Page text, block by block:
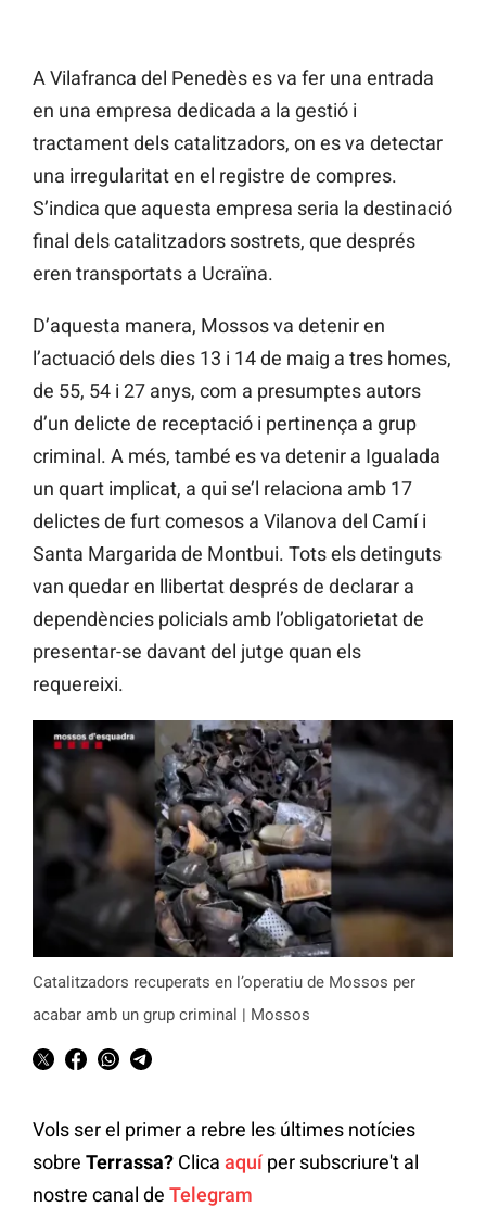
A Vilafranca del Penedès es va fer una entrada
en una empresa dedicada a la gestió i
tractament dels catalitzadors, on es va detectar
una irregularitat en el registre de compres.
S’indica que aquesta empresa seria la destinació
final dels catalitzadors sostrets, que després
eren transportats a Ucraïna.
D’aquesta manera, Mossos va detenir en
l’actuació dels dies 13 i 14 de maig a tres homes,
de 55, 54 i 27 anys, com a presumptes autors
d’un delicte de receptació i pertinença a grup
criminal. A més, també es va detenir a Igualada
un quart implicat, a qui se’l relaciona amb 17
delictes de furt comesos a Vilanova del Camí i
Santa Margarida de Montbui. Tots els detinguts
van quedar en llibertat després de declarar a
dependències policials amb l’obligatorietat de
presentar-se davant del jutge quan els
requereixi.
Catalitzadors recuperats en l’operatiu de Mossos per
acabar amb un grup criminal | Mossos
Vols ser el primer a rebre les últimes notícies
sobre Terrassa? Clica aquí per subscriure't al
nostre canal de Telegram